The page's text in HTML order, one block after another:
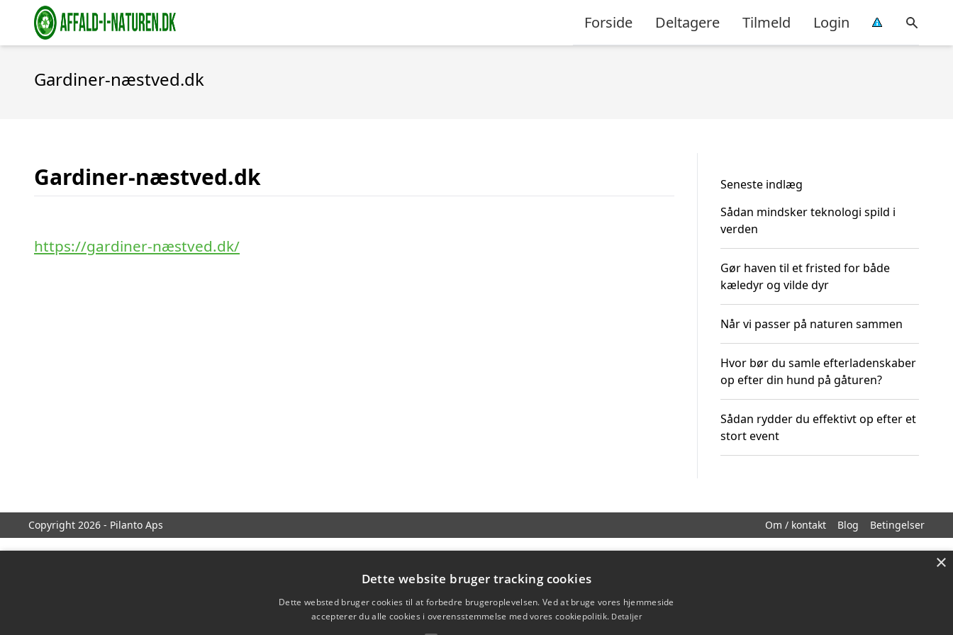
Forside Deltagere Tilmeld Login
Gardiner-næstved.dk
Gardiner-næstved.dk
https://gardiner-næstved.dk/
Seneste indlæg
Sådan mindsker teknologi spild i
verden
Gør haven til et fristed for både
kæledyr og vilde dyr
Når vi passer på naturen sammen
Hvor bør du samle efterladenskaber
op efter din hund på gåturen?
Sådan rydder du effektivt op efter et
stort event
Copyright 2026 - Pilanto Aps Om / kontakt Blog Betingelser
×
Dette website bruger tracking cookies
Dette websted bruger cookies til at forbedre brugeroplevelsen. Ved at bruge vores hjemmeside
accepterer du alle cookies i overensstemmelse med vores cookiepolitik. Detaljer